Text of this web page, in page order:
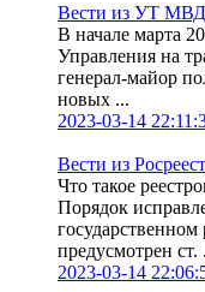
Вести из УТ
В начале марта
Управления на
генерал-майор
новых ...
2023-03-14
Вести из
Что такое
Порядок
предусмотрен ст.
2023-03-14